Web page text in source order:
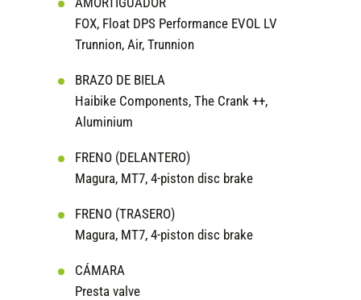
AMORTIGUADOR
FOX, Float DPS Performance EVOL LV
Trunnion, Air, Trunnion
BRAZO DE BIELA
Haibike Components, The Crank ++,
Aluminium
FRENO (DELANTERO)
Magura, MT7, 4-piston disc brake
FRENO (TRASERO)
Magura, MT7, 4-piston disc brake
CÁMARA
Presta valve